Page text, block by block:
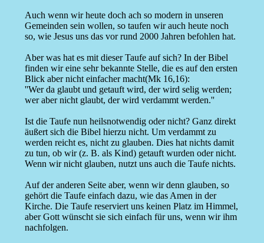
Auch wenn wir heute doch ach so modern in unseren
Gemeinden sein wollen, so taufen wir auch heute noch
so, wie Jesus uns das vor rund 2000 Jahren befohlen hat.
Aber was hat es mit dieser Taufe auf sich? In der Bibel
finden wir eine sehr bekannte Stelle, die es auf den ersten
Blick aber nicht einfacher macht(Mk 16,16):
''Wer da glaubt und getauft wird, der wird selig werden;
wer aber nicht glaubt, der wird verdammt werden.''
Ist die Taufe nun heilsnotwendig oder nicht? Ganz direkt
äußert sich die Bibel hierzu nicht. Um verdammt zu
werden reicht es, nicht zu glauben. Dies hat nichts damit
zu tun, ob wir (z. B. als Kind) getauft wurden oder nicht.
Wenn wir nicht glauben, nutzt uns auch die Taufe nichts.
Auf der anderen Seite aber, wenn wir denn glauben, so
gehört die Taufe einfach dazu, wie das Amen in der
Kirche. Die Taufe reserviert uns keinen Platz im Himmel,
aber Gott wünscht sie sich einfach für uns, wenn wir ihm
nachfolgen.